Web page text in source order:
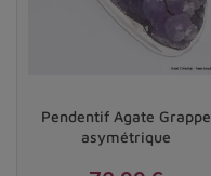
Pendentif Agate Grappe
asymétrique